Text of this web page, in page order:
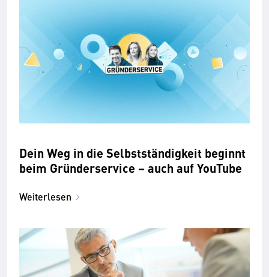
Dein Weg in die Selbstständigkeit beginnt
beim Gründerservice – auch auf YouTube
Weiterlesen